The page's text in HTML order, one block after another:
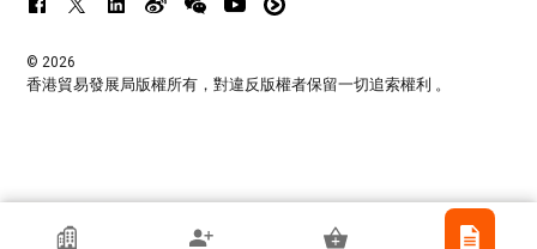
© 2026
香港貿易發展局版權所有，對違反版權者保留一切追索權利 。